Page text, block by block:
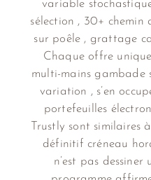
variable
sélection , 30+
sur poêle , grattage
Chaque offre
multi-mains gambade
variation , s’en
portefeuilles
Trustly sont similaires
définitif créneau
n’est pas